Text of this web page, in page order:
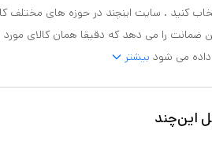
کنید . سایت اینچند در حوزه های مختلف
این ضمانت را می دهد که دقیقا همان کالای
داده می شود بیشتر
این‌چند